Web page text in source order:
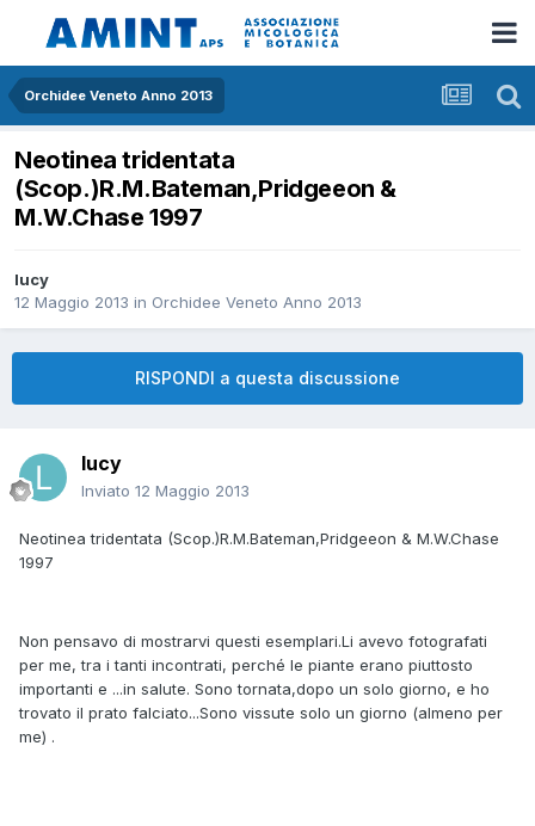
Orchidee Veneto Anno 2013
Neotinea tridentata
(Scop.)R.M.Bateman,Pridgeeon &
M.W.Chase 1997
lucy
12 Maggio 2013 in Orchidee Veneto Anno 2013
RISPONDI a questa discussione
lucy
Inviato 12 Maggio 2013
Neotinea tridentata (Scop.)R.M.Bateman,Pridgeeon & M.W.Chase
1997
Non pensavo di mostrarvi questi esemplari.Li avevo fotografati
per me, tra i tanti incontrati, perché le piante erano piuttosto
importanti e ...in salute. Sono tornata,dopo un solo giorno, e ho
trovato il prato falciato...Sono vissute solo un giorno (almeno per
me) .